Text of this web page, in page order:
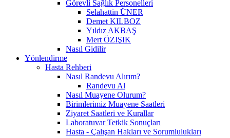
Görevli Sağlık Personelleri
Selahattin ÜNER
Demet KILBOZ
Yıldız AKBAŞ
Mert ÖZIŞIK
Nasıl Gidilir
Yönlendirme
Hasta Rehberi
Nasıl Randevu Alırım?
Randevu Al
Nasıl Muayene Olurum?
Birimlerimiz Muayene Saatleri
Ziyaret Saatleri ve Kurallar
Laboratuvar Tetkik Sonuçları
Hasta - Çalışan Hakları ve Sorumlulukları